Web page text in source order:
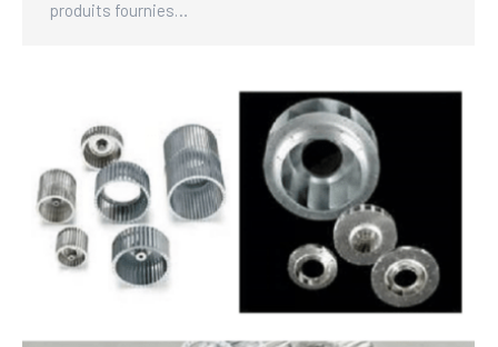
produits fournies…